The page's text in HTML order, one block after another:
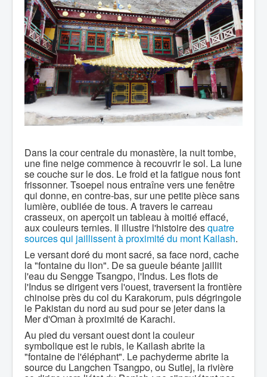
Dans la cour centrale du monastère, la nuit tombe,
une fine neige commence à recouvrir le sol. La lune
se couche sur le dos. Le froid et la fatigue nous font
frissonner. Tsoepel nous entraîne vers une fenêtre
qui donne, en contre-bas, sur une petite pièce sans
lumière, oubliée de tous. A travers le carreau
crasseux, on aperçoit un tableau à moitié effacé,
aux couleurs ternies. Il illustre l'histoire desquatre
sources qui jaillissent à proximité du mont Kailash.
Le versant doré du mont sacré, sa face nord, cache
la "fontaine du lion". De sa gueule béante jaillit
l'eau du Sengge Tsangpo, l'Indus. Les flots de
l'Indus se dirigent vers l'ouest, traversent la frontière
chinoise près du col du Karakorum, puis dégringole
le Pakistan du nord au sud pour se jeter dans la
Mer d'Oman à proximité de Karachi.
Au pied du versant ouest dont la couleur
symbolique est le rubis, le Kailash abrite la
"fontaine de l'éléphant". Le pachyderme abrite la
source du Langchen Tsangpo, ou Sutlej, la rivière